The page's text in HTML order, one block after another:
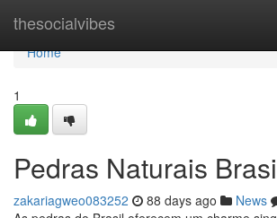
thesocialvibes
Home
Home
1
Pedras Naturais
zakariagweo083252 88 days ago News